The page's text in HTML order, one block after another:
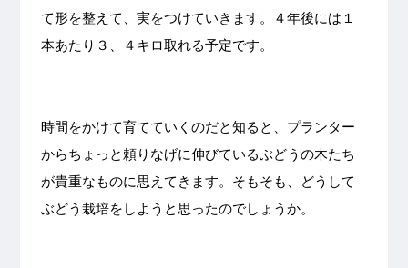
て形を整えて、実をつけていきます。４年後には１
本あたり３、４キロ取れる予定です。
時間をかけて育てていくのだと知ると、プランター
からちょっと頼りなげに伸びているぶどうの木たち
が貴重なものに思えてきます。そもそも、どうして
ぶどう栽培をしようと思ったのでしょうか。